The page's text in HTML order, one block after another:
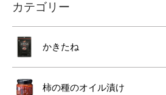
カテゴリー
かきたね
柿の種のオイル漬け